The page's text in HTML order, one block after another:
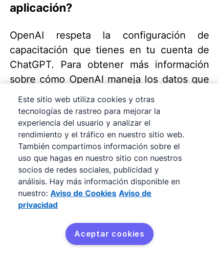
aplicación?
OpenAI respeta la configuración de
capacitación que tienes en tu cuenta de
ChatGPT. Para obtener más información
sobre cómo OpenAI maneja los datos que
se envían mediante su API, consulta la
Política de usode los datos de la API de
OpenAI.
¿Cómo funciona la sincronización
con la aplicación? ¿Es solo
unidireccional o ChatGPT puede
hacer cambios dentro de mi cuenta
La sincronización es unidireccional, de
Este sitio web utiliza cookies y otras
tecnologías de rastreo para mejorar la
experiencia del usuario y analizar el
rendimiento y el tráfico en nuestro sitio web.
También compartimos información sobre el
uso que hagas en nuestro sitio con nuestros
socios de redes sociales, publicidad y
análisis. Hay más información disponible en
nuestro: Aviso de Cookies Aviso de
privacidad
Aceptar cookies